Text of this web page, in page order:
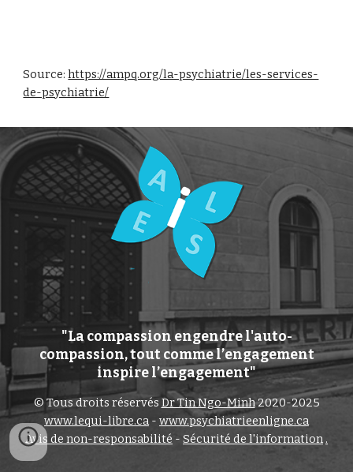
Source:https://ampq.org/la-psychiatrie/les-services-
de-psychiatrie/
"La compassion engendre l'auto-
compassion, tout comme l’engagement
inspire l’engagement"
© Tous droits réservés Dr Tin Ngo-Minh2020-2025
www.lequi-libre.ca- www.psychiatrieenligne.ca
Avis de non-responsabilité - Sécurité de l'information .